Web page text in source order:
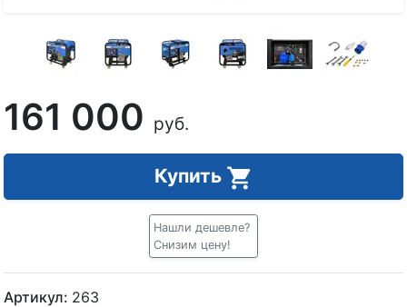
161 000 руб.
Купить
Нашли дешевле?
Снизим цену!
Артикул: 263